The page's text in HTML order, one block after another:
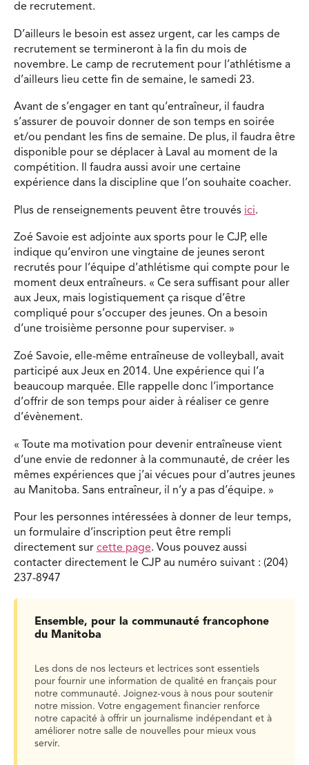
de recrutement.
D’ailleurs le besoin est assez urgent, car les camps de
recrutement se termineront à la fin du mois de
novembre. Le camp de recrutement pour l’athlétisme a
d’ailleurs lieu cette fin de semaine, le samedi 23.
Avant de s’engager en tant qu’entraîneur, il faudra
s’assurer de pouvoir donner de son temps en soirée
et/ou pendant les fins de semaine. De plus, il faudra être
disponible pour se déplacer à Laval au moment de la
compétition. Il faudra aussi avoir une certaine
expérience dans la discipline que l’on souhaite coacher.
Plus de renseignements peuvent être trouvés ici.
Zoé Savoie est adjointe aux sports pour le CJP, elle
indique qu’environ une vingtaine de jeunes seront
recrutés pour l’équipe d’athlétisme qui compte pour le
moment deux entraîneurs. « Ce sera suffisant pour aller
aux Jeux, mais logistiquement ça risque d’être
compliqué pour s’occuper des jeunes. On a besoin
d’une troisième personne pour superviser. »
Zoé Savoie, elle-même entraîneuse de volleyball, avait
participé aux Jeux en 2014. Une expérience qui l’a
beaucoup marquée. Elle rappelle donc l’importance
d’offrir de son temps pour aider à réaliser ce genre
d’évènement.
« Toute ma motivation pour devenir entraîneuse vient
d’une envie de redonner à la communauté, de créer les
mêmes expériences que j’ai vécues pour d’autres jeunes
au Manitoba. Sans entraîneur, il n’y a pas d’équipe. »
Pour les personnes intéressées à donner de leur temps,
un formulaire d’inscription peut être rempli
directement sur cette page. Vous pouvez aussi
contacter directement le CJP au numéro suivant : (204)
237-8947
Ensemble, pour la communauté francophone
du Manitoba
Les dons de nos lecteurs et lectrices sont essentiels
pour fournir une information de qualité en français pour
notre communauté. Joignez-vous à nous pour soutenir
notre mission. Votre engagement financier renforce
notre capacité à offrir un journalisme indépendant et à
améliorer notre salle de nouvelles pour mieux vous
servir.